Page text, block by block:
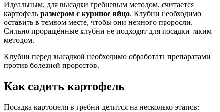
Идеальным, для высадки гребневым методом, считается
картофель размером с куриное яйцо. Клубни необходимо
оставить в темном месте, чтобы они немного проросли.
Сильно проращённые клубни не подходят для посадки таким
методом.
Клубни перед высадкой необходимо обработать препаратами
против болезней проростов.
Как садить картофель
Посадка картофеля в гребни делится на несколько этапов: